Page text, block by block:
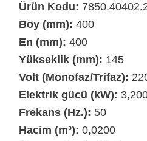
Ürün Kodu:
Boy (mm): 400
En (mm): 400
Yükseklik (mm): 145
Volt (Monofaz/Trifaz):
Elektrik gücü (kW):
Frekans (Hz.): 50
Hacim (m³): 0,0200